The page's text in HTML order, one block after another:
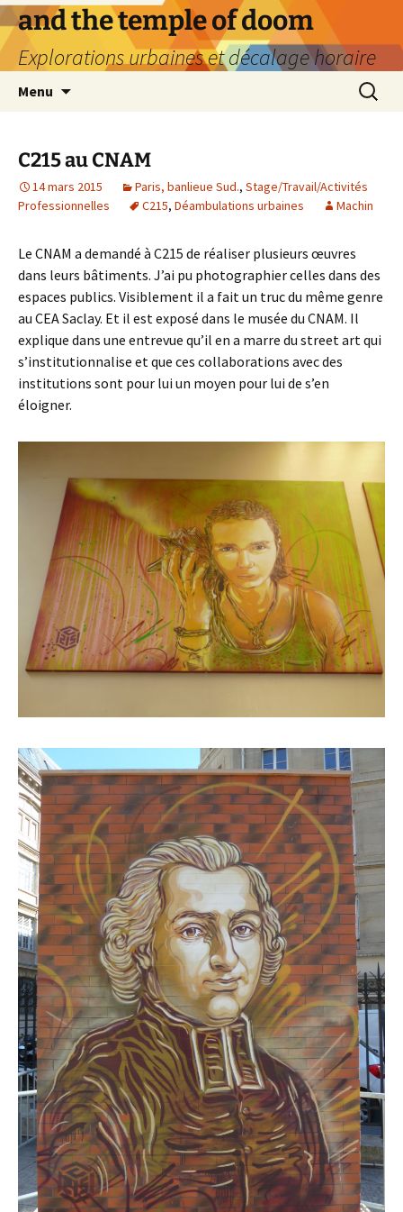
Aller
au
contenu
and the temple of doom
Explorations urbaines et décalage horaire
Menu
C215 au CNAM
14 mars 2015 Paris, banlieue Sud., Stage/Travail/Activités
Professionnelles
C215, Déambulations urbaines Machin
Le CNAM a demandé à C215 de réaliser plusieurs œuvres
dans leurs bâtiments. J’ai pu photographier celles dans des
espaces publics. Visiblement il a fait un truc du même genre
au CEA Saclay. Et il est exposé dans le musée du CNAM. Il
explique dans une entrevue qu’il en a marre du street art qui
s’institutionnalise et que ces collaborations avec des
institutions sont pour lui un moyen pour lui de s’en
éloigner.